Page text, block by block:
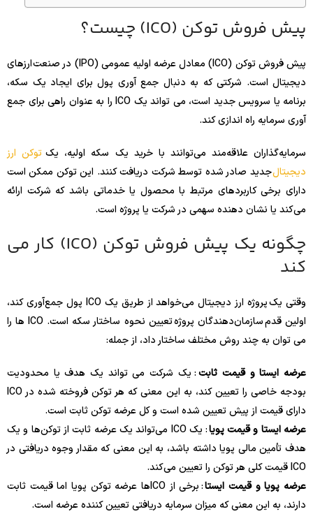
پیش فروش توکن (ICO) چیست؟
پیش فروش توکن
(ICO) معادل عرضه اولیه عمومی (IPO) در صنعت ارزهای
دیجیتال است. شرکتی که به دنبال جمع آوری پول برای ایجاد یک سکه،
برنامه یا سرویس جدید است، می تواند یک ICO را به عنوان راهی برای جمع
آوری سرمایه راه اندازی کند.
سرمایه‌گذاران علاقه‌مند می‌توانند با خرید یک سکه اولیه، یک توکن ارز
دیجیتالجدید صادر شده توسط شرکت دریافت کنند. این توکن ممکن است
دارای برخی کاربردهای مرتبط با محصول یا خدماتی باشد که شرکت ارائه
می‌کند یا نشان دهنده سهمی در شرکت یا پروژه است.
چگونه یک پیش فروش توکن (ICO) کار می
کند
وقتی یک
پروژه ارز دیجیتال می‌خواهد از طریق یک ICO پول جمع‌آوری کند،
اولین قدم سازمان‌دهندگان پروژه تعیین نحوه ساختار سکه است. ICO ها را
می توان به چند روش مختلف ساختار داد، از جمله:
عرضه ایستا و قیمت ثابت: یک شرکت می تواند یک هدف یا محدودیت
بودجه خاصی را تعیین کند، به این معنی که هر توکن فروخته شده در ICO
دارای قیمت از پیش تعیین شده است و کل عرضه توکن ثابت است.
عرضه ایستا و قیمت پویا
: یک ICO می‌تواند یک عرضه ثابت از توکن‌ها و یک
هدف تأمین مالی پویا داشته باشد، به این معنی که مقدار وجوه دریافتی در
ICO قیمت کلی هر توکن را تعیین می‌کند.
عرضه پویا و قیمت ایستا
: برخی از ICOها عرضه توکن پویا اما قیمت ثابت
دارند، به این معنی که میزان سرمایه دریافتی تعیین کننده عرضه است.